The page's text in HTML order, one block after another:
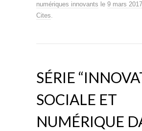
numériques innovants le 9 mars 2017
Cites.
SÉRIE
SOCIALE ET
NUMÉRIQUE